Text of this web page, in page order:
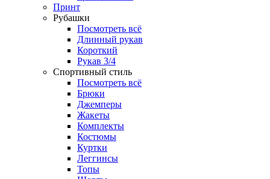
Принт
Рубашки
Посмотреть всё
Длинный рукав
Короткий
Рукав 3/4
Спортивный стиль
Посмотреть всё
Брюки
Джемперы
Жакеты
Комплекты
Костюмы
Куртки
Леггинсы
Топы